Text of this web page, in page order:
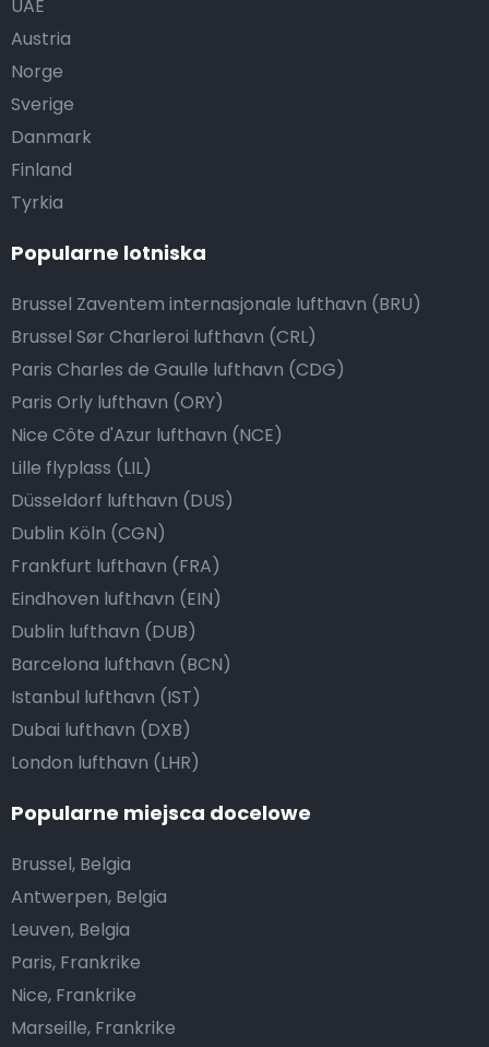
UAE
Austria
Norge
Sverige
Danmark
Finland
Tyrkia
Popularne lotniska
Brussel Zaventem internasjonale lufthavn (BRU)
Brussel Sør Charleroi lufthavn (CRL)
Paris Charles de Gaulle lufthavn (CDG)
Paris Orly lufthavn (ORY)
Nice Côte d'Azur lufthavn (NCE)
Lille flyplass (LIL)
Düsseldorf lufthavn (DUS)
Dublin Köln (CGN)
Frankfurt lufthavn (FRA)
Eindhoven lufthavn (EIN)
Dublin lufthavn (DUB)
Barcelona lufthavn (BCN)
Istanbul lufthavn (IST)
Dubai lufthavn (DXB)
London lufthavn (LHR)
Popularne miejsca docelowe
Brussel, Belgia
Antwerpen, Belgia
Leuven, Belgia
Paris, Frankrike
Nice, Frankrike
Marseille, Frankrike